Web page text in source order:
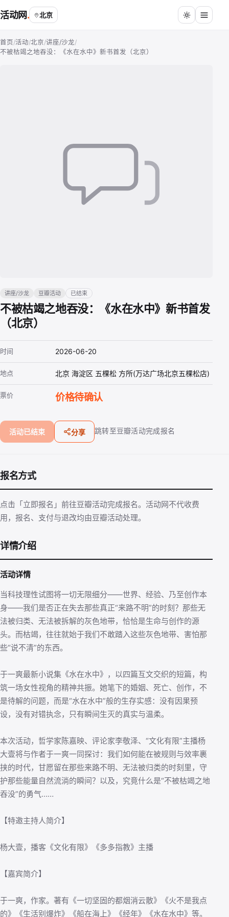
活动网 北京
首页/活动/北京/讲座/沙龙/
不被枯竭之地吞没：《水在水中》新书首发（北京）
讲座/沙龙 豆瓣活动 已结束
不被枯竭之地吞没：《水在水中》新书首发
（北京）
时间 2026-06-20
地点 北京 海淀区 五棵松 方所(万达广场北京五棵松店)
票价 价格待确认
活动已结束 分享 跳转至豆瓣活动完成报名
报名方式
点击「立即报名」前往豆瓣活动完成报名。活动网不代收费
用，报名、支付与退改均由豆瓣活动处理。
详情介绍
活动详情
当科技理性试图将一切无限细分——世界、经验、乃至创作本
身——我们是否正在失去那些真正“来路不明”的时刻？那些无
法被归类、无法被拆解的灰色地带，恰恰是生命与创作的源
头。而枯竭，往往就始于我们不敢踏入这些灰色地带、害怕那
些“说不清”的东西。
于一爽最新小说集《水在水中》，以四篇互文交织的短篇，构
筑一场女性视角的精神共振。她笔下的婚姻、死亡、创作，不
是待解的问题，而是“水在水中”般的生存实感：没有因果预
设，没有对错执念，只有瞬间生灭的真实与温柔。
本次活动，哲学家陈嘉映、评论家李敬泽、“文化有限”主播杨
大壹将与作者于一爽一同探讨：我们如何能在被规则与效率裹
挟的时代，甘愿留在那些来路不明、无法被归类的时刻里，守
护那些能量自然流淌的瞬间？以及，究竟什么是“不被枯竭之地
吞没”的勇气……
【特邀主持人简介】
杨大壹，播客《文化有限》《多多指教》主播
【嘉宾简介】
于一爽，作家。著有《一切坚固的都烟消云散》《火不是我点
的》《生活别爆炸》《船在海上》《经年》《水在水中》等。